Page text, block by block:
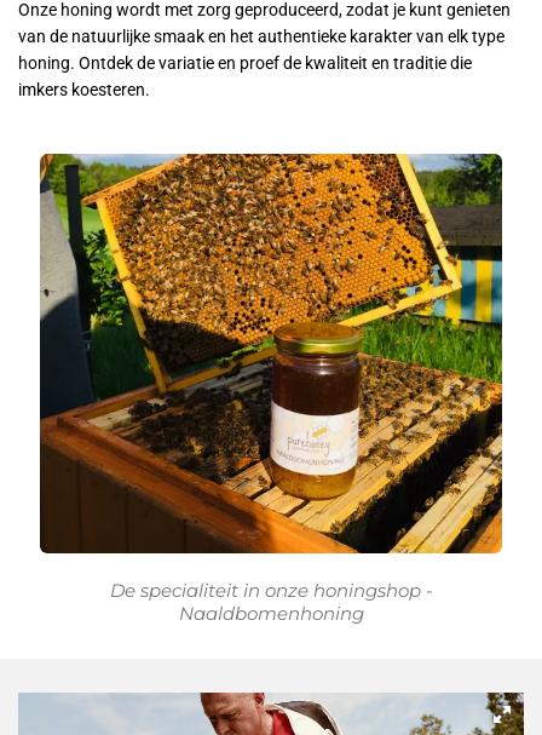
Onze honing wordt met zorg geproduceerd, zodat je kunt genieten
van de natuurlijke smaak en het authentieke karakter van elk type
honing. Ontdek de variatie en proef de kwaliteit en traditie die
imkers koesteren.
De specialiteit in onze honingshop -
Naaldbomenhoning